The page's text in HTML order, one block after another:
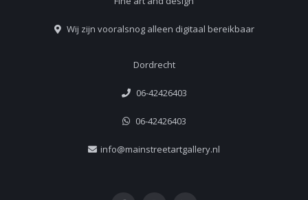
Wij zijn vooralsnog alleen digitaal bereikbaar
Dordrecht
06-42426403
06-42426403
info@mainstreetartgallery.nl